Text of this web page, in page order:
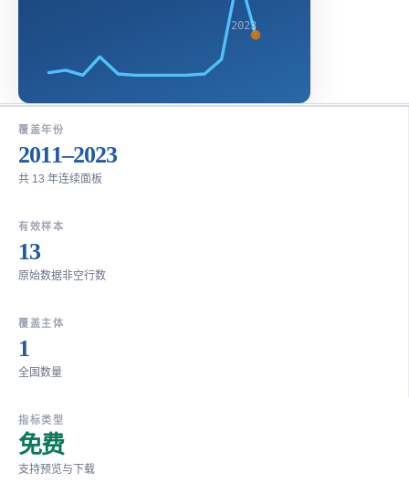
2023
覆盖年份
2011–2023
共 13 年连续面板
有效样本
13
原始数据非空行数
覆盖主体
1
全国数量
指标类型
免费
支持预览与下载